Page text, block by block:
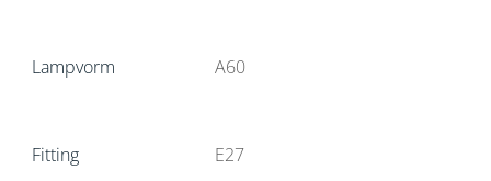
Lampvorm A60
Fitting E27